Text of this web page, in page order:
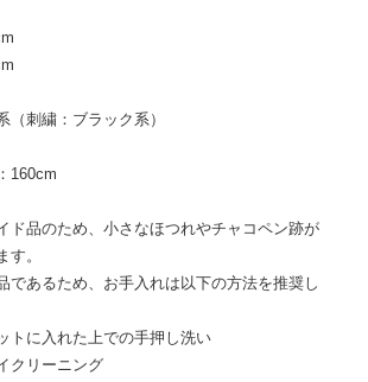
（刺繍：ブラック系）
160cm
ド品のため、小さなほつれやチャコペン跡が
す。
であるため、お手入れは以下の方法を推奨し
トに入れた上での手押し洗い
クリーニング